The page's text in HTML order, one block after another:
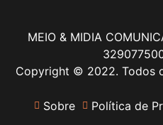
MEIO & MIDIA
Copyright © 2022. Todos
Sobre Política de